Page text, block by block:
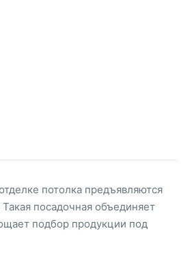
потолка предъявляются
посадочная объединяет
подбор продукции под